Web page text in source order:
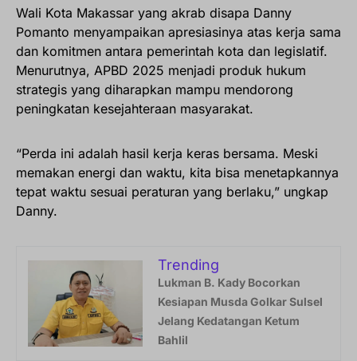
Wali Kota Makassar yang akrab disapa Danny
Pomanto menyampaikan apresiasinya atas kerja sama
dan komitmen antara pemerintah kota dan legislatif.
Menurutnya, APBD 2025 menjadi produk hukum
strategis yang diharapkan mampu mendorong
peningkatan kesejahteraan masyarakat.
“Perda ini adalah hasil kerja keras bersama. Meski
memakan energi dan waktu, kita bisa menetapkannya
tepat waktu sesuai peraturan yang berlaku,” ungkap
Danny.
Trending
Lukman B. Kady Bocorkan
Kesiapan Musda Golkar Sulsel
Jelang Kedatangan Ketum
Bahlil